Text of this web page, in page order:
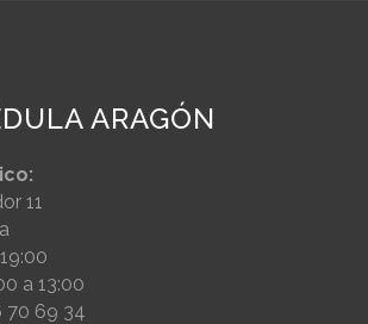
ARAGÓN
11
a 13:00
70 69 34